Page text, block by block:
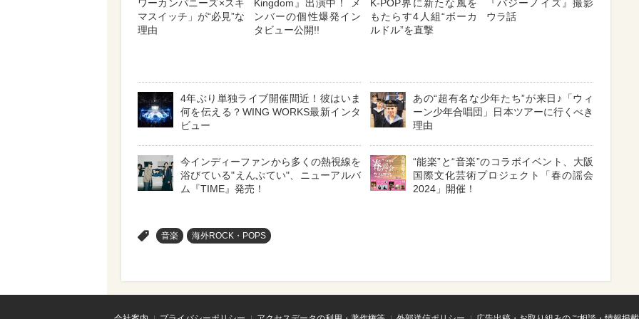
ワーカンパニーズ×スキ
マスイッチ」が“必見”な
理由
Kingdom』出演中！ メ
ンバーの個性爆発イン
タビュー公開!!
K-POP界に新たな風を
もたらす4人組“ボーカ
ルドル”を直撃
『バジーノイズ』撮影
ウラ話
4年ぶり単独ライブ開催間近！彼はいま
何を伝える？WING WORKS最新インタ
ビュー
あの“超有名な少年たち”が来日♪「ウィ
ーン少年合唱団」日本ツアーに行くべき
理由
今インディーファンから多くの熱視線を
浴びている"えんぷてい"、ニューアルバ
ム『TIME』発売！
“能楽”と“音楽”のコラボイベント、大阪
国際文化芸術プロジェクト「春の謡会
2024」開催！
音楽 海外ROCK・POPS